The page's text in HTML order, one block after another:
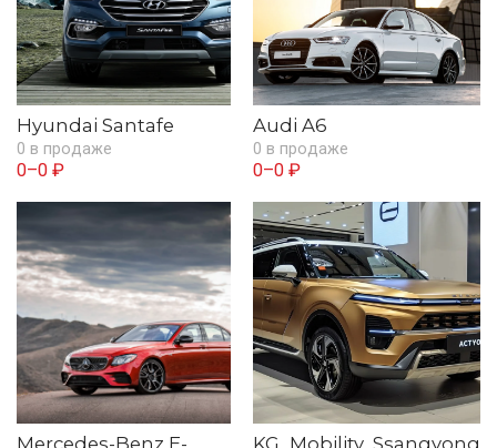
Hyundai Santafe
0 в продаже
0–0 ₽
Audi A6
0 в продаже
0–0 ₽
Mercedes-Benz E-
KG_Mobility_Ssangyong